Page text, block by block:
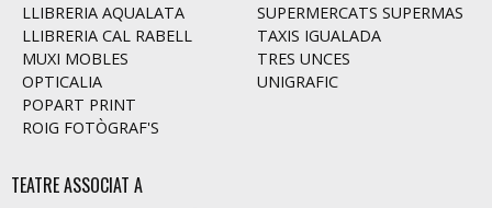
LLIBRERIA AQUALATA
LLIBRERIA CAL RABELL
MUXI MOBLES
OPTICALIA
POPART PRINT
ROIG FOTÒGRAF'S
SUPERMERCATS SUPERMAS
TAXIS IGUALADA
TRES UNCES
UNIGRAFIC
TEATRE ASSOCIAT A